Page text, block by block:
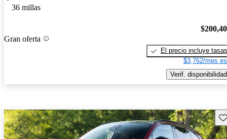
36 millas
Gran oferta
El precio incluye tasas
$3,762/mes
Verif. disponibilidad